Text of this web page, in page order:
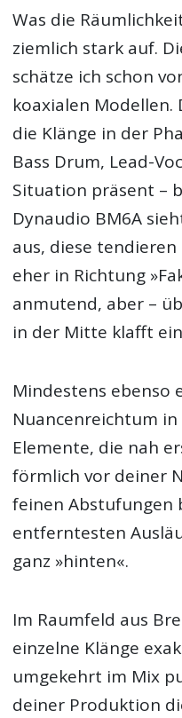
Was die
ziemlich stark auf.
schätze ich schon
koaxialen
die Klänge in der
Bass Drum, Lead-
Situation präsent –
Dynaudio BM6A
aus, diese
eher in Richtung
anmutend, aber –
in der Mitte klafft
Mindestens ebenso
Nuancenreichtum
Elemente, die nah
förmlich vor deiner
feinen Abstufungen
entferntesten
ganz »hinten«.
Im Raumfeld aus
einzelne Klänge
umgekehrt im Mix
deiner Produktion